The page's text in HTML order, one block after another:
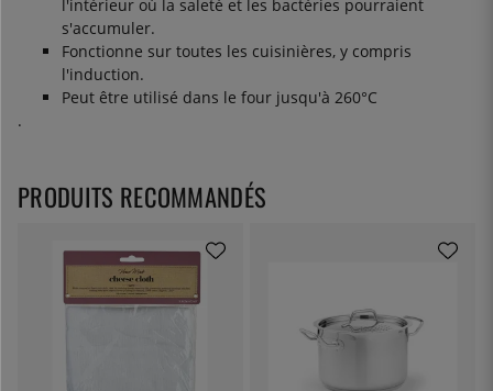
l'intérieur où la saleté et les bactéries pourraient
s'accumuler.
Fonctionne sur toutes les cuisinières, y compris
l'induction.
Peut être utilisé dans le four jusqu'à 260°C
.
PRODUITS RECOMMANDÉS